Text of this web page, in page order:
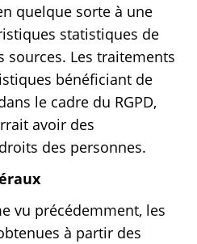
quelque sorte à une
statistiques de
sources. Les traitements
bénéficiant de
le cadre du RGPD,
avoir des
des personnes.
vu précédemment, les
à partir des